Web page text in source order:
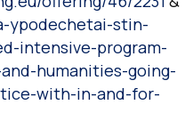
ypodechetai-stin-
intensive-program-
humanities-going-
with-in-and-for-